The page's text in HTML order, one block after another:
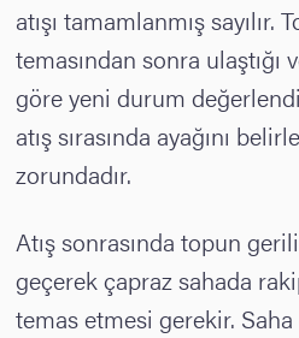
atışı tamamlanmış sayılır.
temasından sonra
göre yeni durum
atış sırasında ayağını
zorundadır.
Atış sonrasında topun
geçerek çapraz sahada
temas etmesi gerekir.